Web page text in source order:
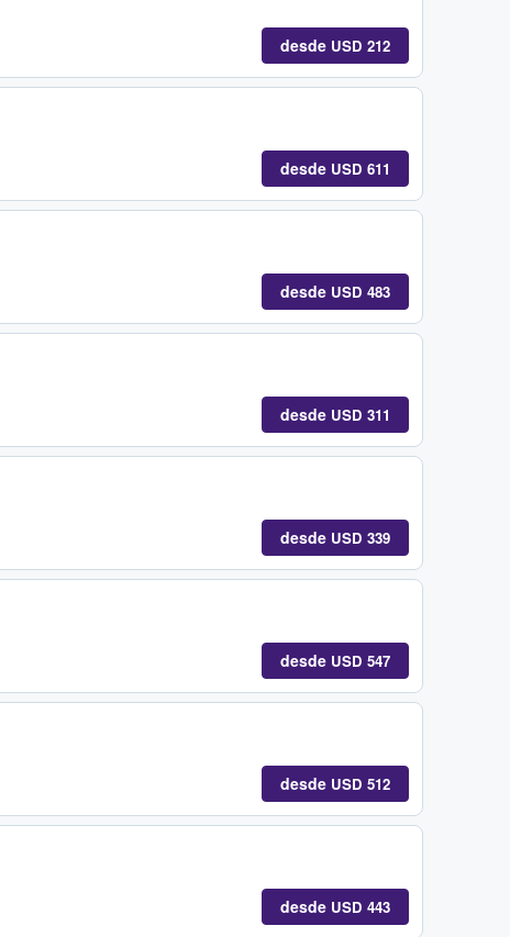
desde USD 212
desde USD 611
desde USD 483
desde USD 311
desde USD 339
desde USD 547
desde USD 512
desde USD 443